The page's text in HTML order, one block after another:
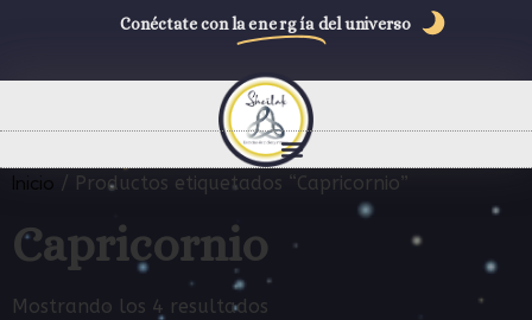
Conéctate con la energía del universo
Inicio / Productos etiquetados “Capricornio”
Capricornio
Mostrando los 4 resultados